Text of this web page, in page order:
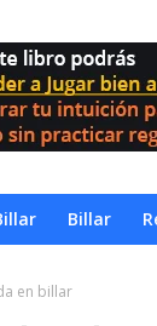
Billar
en billar